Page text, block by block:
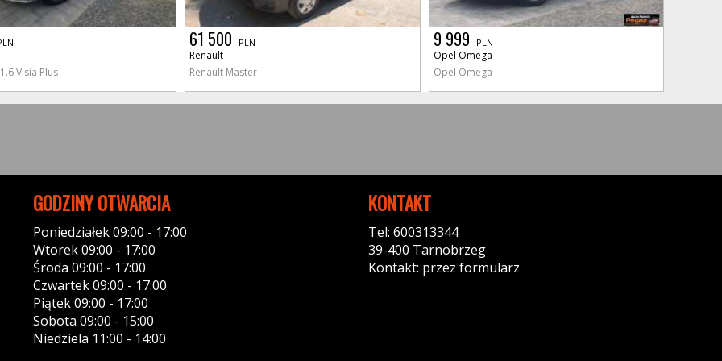
Visia Plus
61 500 PLN
Renault
Renault Master
9 999 PLN
Opel Omega
Opel Omega
GODZINY OTWARCIA
Poniedziałek 09:00 - 17:00
Wtorek 09:00 - 17:00
Środa 09:00 - 17:00
Czwartek 09:00 - 17:00
Piątek 09:00 - 17:00
Sobota 09:00 - 15:00
Niedziela 11:00 - 14:00
KONTAKT
Tel: 600313344
39-400 Tarnobrzeg
Kontakt: przez formularz